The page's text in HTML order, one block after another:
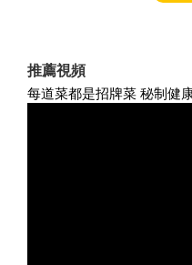
推薦視頻
每道菜都是招牌菜 秘制健